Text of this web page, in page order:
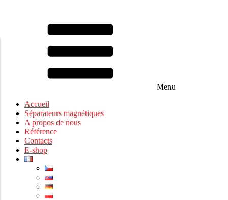
Menu
Accueil
Séparateurs magnétiques
A propos de nous
Référence
Contacts
E-shop